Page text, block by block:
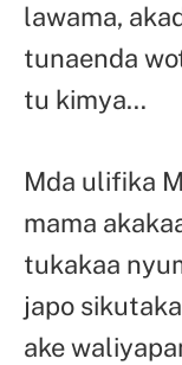
lawama,
tunaenda
tu kimya…
Mda ulifika
mama
tukakaa
japo
ake